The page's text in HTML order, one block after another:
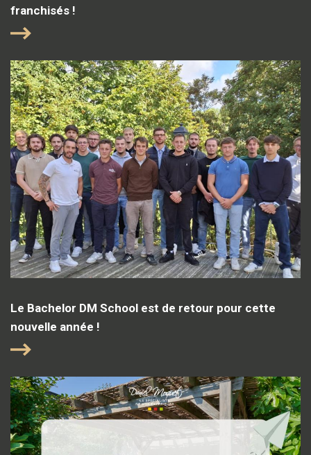
franchisés !
Le Bachelor DM School est de retour pour cette
nouvelle année !